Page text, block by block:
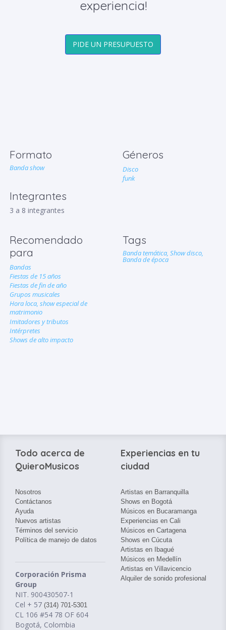
experiencia!
PIDE UN PRESUPUESTO
Formato
Banda show
Integrantes
3 a 8 integrantes
Géneros
Disco
funk
Recomendado
para
Bandas
Fiestas de 15 años
Fiestas de fin de año
Grupos musicales
Hora loca, show especial de
matrimonio
Imitadores y tributos
Intérpretes
Shows de alto impacto
Tags
Banda temática, Show disco,
Banda de época
Todo acerca de
QuieroMusicos
Nosotros
Contáctanos
Ayuda
Nuevos artistas
Términos del servicio
Política de manejo de datos
Corporación Prisma
Group
NIT. 900430507-1
Cel + 57 (314) 701-5301
CL 106 #54 78 OF 604
Bogotá, Colombia
Experiencias en tu
ciudad
Artistas en Barranquilla
Shows en Bogotá
Músicos en Bucaramanga
Experiencias en Cali
Músicos en Cartagena
Shows en Cúcuta
Artistas en Ibagué
Músicos en Medellín
Artistas en Villavicencio
Alquiler de sonido profesional